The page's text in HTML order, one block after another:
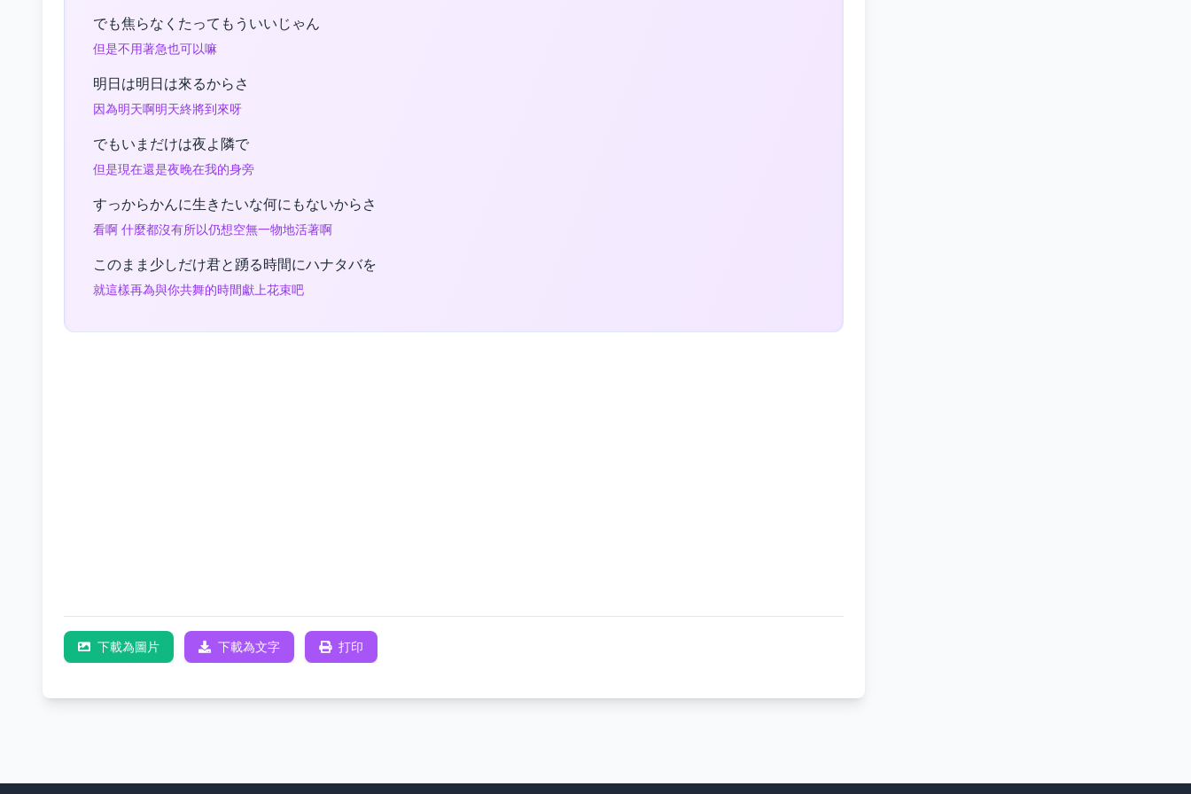
でも焦らなくたってもういいじゃん
但是不用著急也可以嘛
明日は明日は來るからさ
因為明天啊明天終將到來呀
でもいまだけは夜よ隣で
但是現在還是夜晚在我的身旁
すっからかんに生きたいな何にもないからさ
看啊 什麼都沒有所以仍想空無一物地活著啊
このまま少しだけ君と踴る時間にハナタバを
就這樣再為與你共舞的時間獻上花束吧
下載為圖片 下載為文字 打印